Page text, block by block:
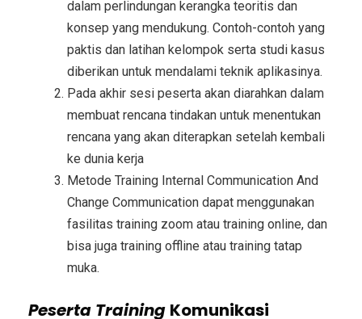
dalam perlindungan kerangka teoritis dan
konsep yang mendukung. Contoh-contoh yang
paktis dan latihan kelompok serta studi kasus
diberikan untuk mendalami teknik aplikasinya.
Pada akhir sesi peserta akan diarahkan dalam
membuat rencana tindakan untuk menentukan
rencana yang akan diterapkan setelah kembali
ke dunia kerja
Metode Training Internal Communication And
Change Communication dapat menggunakan
fasilitas training zoom atau training online, dan
bisa juga training offline atau training tatap
muka.
Peserta Training Komunikasi